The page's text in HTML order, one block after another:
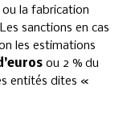
la fabrication
sanctions en cas
les estimations
ou 2 % du
entités dites «